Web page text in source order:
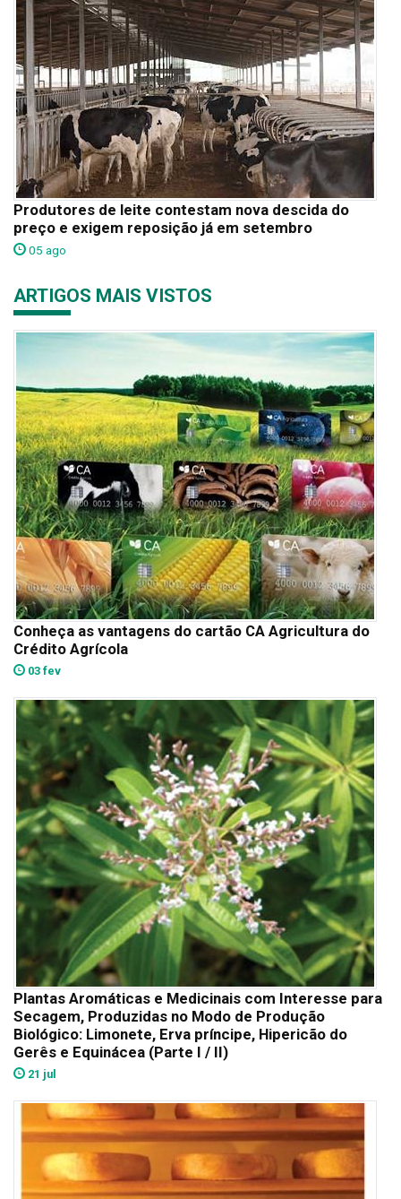
Produtores de leite contestam nova descida do
preço e exigem reposição já em setembro
05 ago
ARTIGOS MAIS VISTOS
Conheça as vantagens do cartão CA Agricultura do
Crédito Agrícola
03 fev
Plantas Aromáticas e Medicinais com Interesse para
Secagem, Produzidas no Modo de Produção
Biológico: Limonete, Erva príncipe, Hipericão do
Gerês e Equinácea (Parte I / II)
21 jul